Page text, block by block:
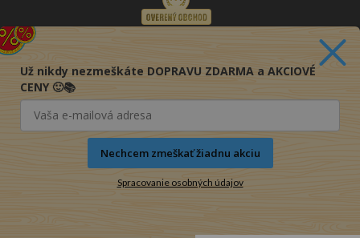
Už nikdy nezmeškáte DOPRAVU ZDARMA a AKCIOVÉ
CENY 🙂📚
Nechcem zmeškať žiadnu akciu
Spracovanie osobných údajov